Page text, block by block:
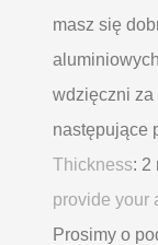
masz się
wdzięczni za
następujące
Thickness: 2
provide your
Prosimy o